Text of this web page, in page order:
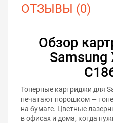
ОТЗЫВЫ (0)
Обзор
Samsung
Тонерные картриджи для
печатают порошком —
на бумаге. Цветные
в офисах и дома, когда